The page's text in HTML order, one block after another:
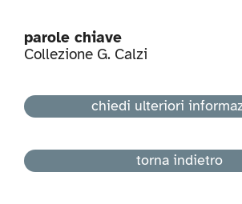
parole chiave
Collezione G. Calzi
chiedi ulteriori
torna indietro